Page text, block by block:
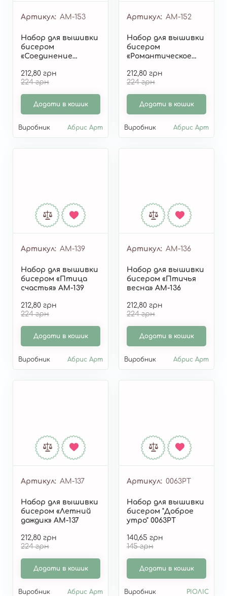
Артикул AM-153
Набор для вышивки
бисером
«Соединение
212,80 грн
224 грн
Додати в кошик
Виробник Абрис Арт
Артикул AM-152
Набор для вышивки
бисером
«Романтическое
152
212,80 грн
224 грн
Додати в кошик
Виробник Абрис Арт
Артикул AM-139
Набор для вышивки
бисером «Птица
счастья» AM-139
212,80 грн
224 грн
Додати в кошик
Виробник Абрис Арт
Артикул AM-136
Набор для вышивки
бисером «Птичья
весна» AM-136
212,80 грн
224 грн
Додати в кошик
Виробник Абрис Арт
Артикул AM-137
Набор для вышивки
бисером «Летний
дождик» AM-137
212,80 грн
224 грн
Додати в кошик
Виробник Абрис Арт
Артикул 0063РТ
Набор для вышивки
бисером "Доброе
утро" 0063РТ
140,65 грн
145 грн
Додати в кошик
Виробник РІОЛІС